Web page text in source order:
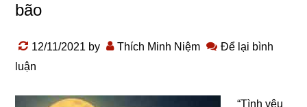
bão
12/11/2021 by Thích Minh Niệm
Để lại bình
luận
“Tình yêu